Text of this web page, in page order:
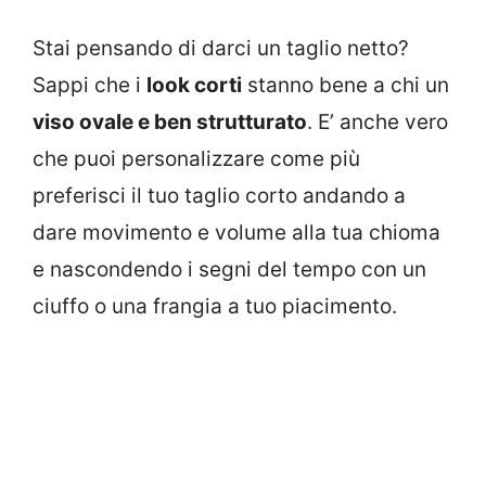
Stai pensando di darci un taglio netto?
Sappi che i look corti stanno bene a chi un
viso ovale e ben strutturato. E’ anche vero
che puoi personalizzare come più
preferisci il tuo taglio corto andando a
dare movimento e volume alla tua chioma
e nascondendo i segni del tempo con un
ciuffo o una frangia a tuo piacimento.